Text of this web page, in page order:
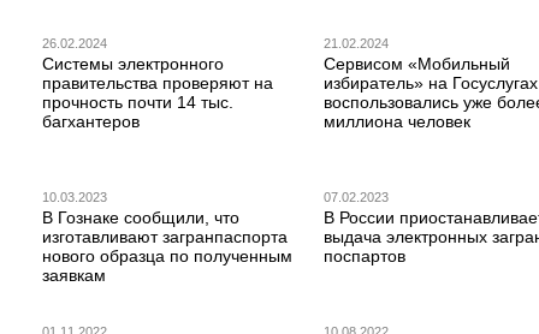
26.02.2024
Системы электронного
правительства проверяют на
прочность почти 14 тыс.
багхантеров
21.02.2024
Сервисом «Мобильный
избиратель» на Госуслугах
воспользовались уже
миллиона человек
10.03.2023
В Гознаке сообщили, что
изготавливают загранпаспорта
нового образца по полученным
заявкам
07.02.2023
В России
выдача электронных
поспартов